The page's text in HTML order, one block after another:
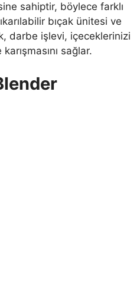
sahiptir, böylece farklı
bıçak ünitesi ve
darbe işlevi, içeceklerinizi
sağlar.